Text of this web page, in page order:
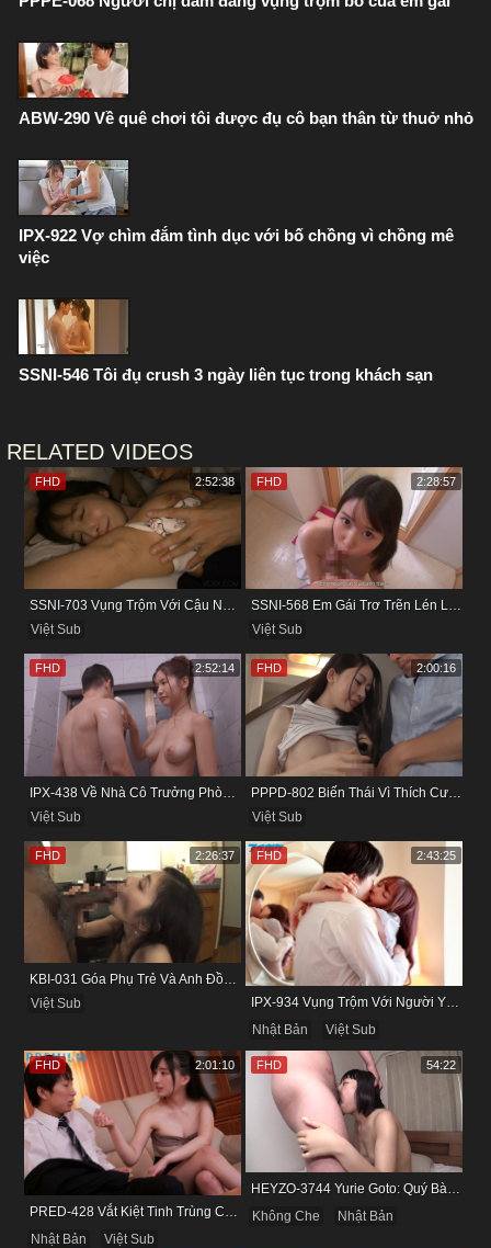
ABW-290 Về quê chơi tôi được đụ cô bạn thân từ thuở nhỏ
IPX-922 Vợ chìm đắm tình dục với bố chồng vì chồng mê
việc
SSNI-546 Tôi đụ crush 3 ngày liên tục trong khách sạn
RELATED VIDEOS
SSNI-703 Vụng Trộm Với Cậu Nhân Viên Ngay Bên Cạnh Chồng
Việt Sub
FHD 2:52:38
SSNI-568 Em Gái Trơ Trẽn Lén Lút Vụng Trộm Với Bồ Của Chị
Việt Sub
FHD 2:28:57
Việt Sub
FHD 2:52:14
Việt Sub
FHD 2:00:16
KBI-031 Góa Phụ Trẻ Và Anh Đồng Nghiệp Cũ
Việt Sub
FHD 2:26:37
IPX-934 Vụng Trộm Với Người Yêu Cũ Trong Khách Sạn
Nhật Bản
Việt Sub
FHD 2:43:25
PRED-428 Vắt Kiệt Tinh Trùng Của Bạn Trai Để Chừa Thói Lăng Nhăng
Nhật Bản
Việt Sub
FHD 2:01:10
HEYZO-3744 Yurie Goto: Quý Bà Dâm Phụ & Cơn Cuồng Si Mùi Buồi Khắm
Không Che
Nhật Bản
FHD 54:22